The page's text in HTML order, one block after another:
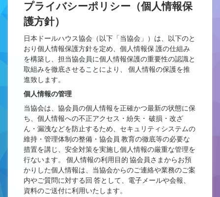
プライバシーポリシー（個人情報保
護方針）
日本ドールハウス協会（以下「当協会」）は、以下のと
おり個人情報保護方針を定め、個人情報保 護の仕組み
を構築し、担当協会員に個人情報保護の重要性の認識と
取組みを徹底させることにより、 個人情報の保護を推
進致します。
個人情報の管理
当協会は、協会員の個人情報を正確かつ最新の状態に保
ち、個人情報への不正アクセス・紛失・ 破損・改ざ
ん・漏洩などを防止するため、セキュリティシステムの
維持・管理体制の整備・協会員 教育の徹底等の必要な
措置を講じ、安全対策を実施し個人情報の厳重な管理を
行ないます。 個人情報の利用目的 協会員さまからお預
かりした個人情報は、当協会からのご連絡や業務のご案
内やご質問に対する回 答として、電子メールや会報、
資料のご送付に利用いたします。